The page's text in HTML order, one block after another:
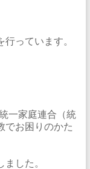
っています。
一家庭連合（統
でお困りのかた
ました。